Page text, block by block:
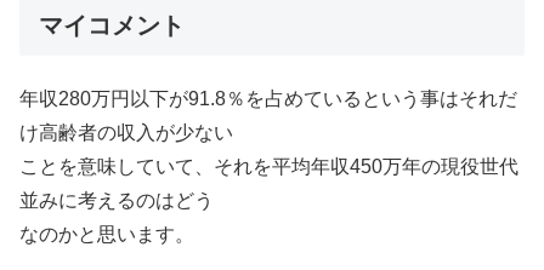
マイコメント
年収280万円以下が91.8％を占めているという事はそれだ
け高齢者の収入が少ない
ことを意味していて、それを平均年収450万年の現役世代
並みに考えるのはどう
なのかと思います。